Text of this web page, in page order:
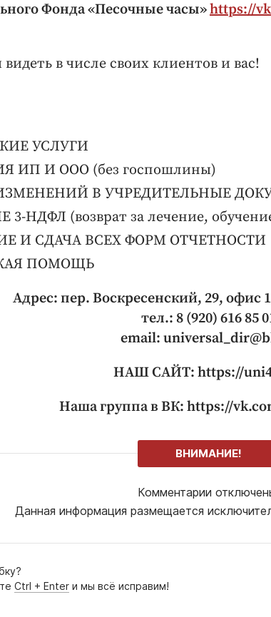
Фонда «Песочные часы»https://
в числе своих клиентов и вас!
УСЛУГИ
ИП И ООО (без госпошлины)
В УЧРЕДИТЕЛЬНЫЕ
НДФЛ (возврат за лечение,
И СДАЧА ВСЕХ ФОРМ ОТЧЕТНОСТИ
ПОМОЩЬ
Адрес: пер. Воскресенский, 29, офис
тел.: 8 (920) 616 85
email:
НАШ САЙТ: https://
Наша группа в ВК: https://
ВНИМАНИЕ!
Комментарии
Данная информация размещается
Ctrl + Enter и мы всё исправим!